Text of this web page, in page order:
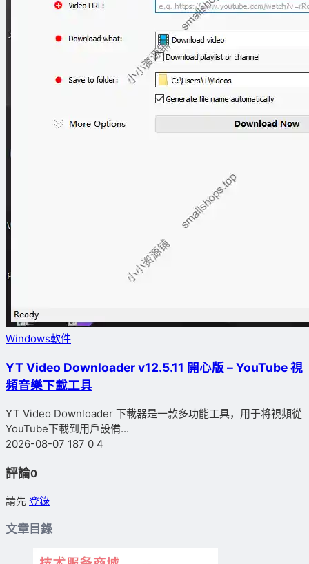
Windows軟件
YT Video Downloader v12.5.11 開心版 – YouTube 視
頻音樂下載工具
YT Video Downloader 下載器是一款多功能工具，用于将視頻從
YouTube下載到用戶設備...
2026-08-07 187 0 4
評論0
請先 登錄
文章目錄